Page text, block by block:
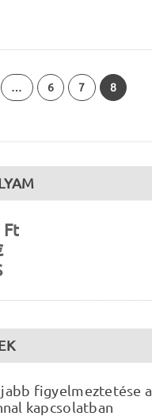
… 6 7 8
figyelmeztetése a
kapcsolatban